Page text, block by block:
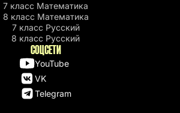
7 класс Математика
8 класс Математика
7 класс Русский
8 класс Русский
СОЦСЕТИ
YouTube
VK
Telegram